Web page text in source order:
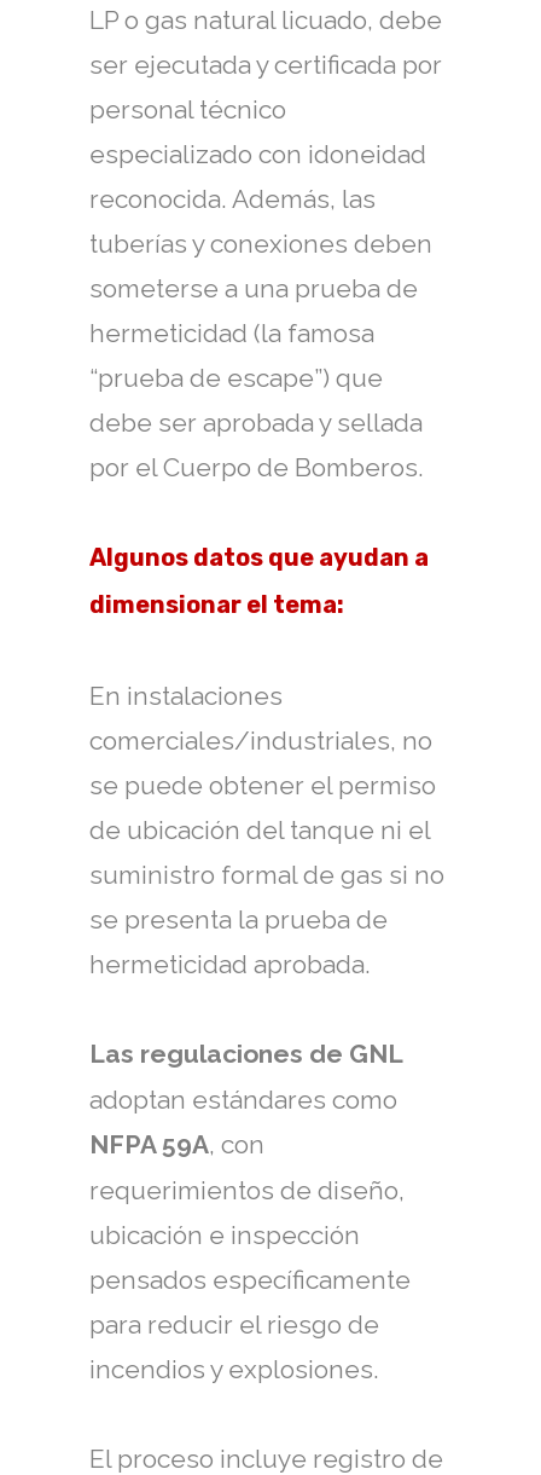
LP o gas natural licuado, debe
ser ejecutada y certificada por
personal técnico
especializado con idoneidad
reconocida. Además, las
tuberías y conexiones deben
someterse a una prueba de
hermeticidad (la famosa
“prueba de escape”) que
debe ser aprobada y sellada
por el Cuerpo de Bomberos.
Algunos datos que ayudan a
dimensionar el tema:
En instalaciones
comerciales/industriales, no
se puede obtener el permiso
de ubicación del tanque ni el
suministro formal de gas si no
se presenta la prueba de
hermeticidad aprobada.
Las regulaciones de GNL
adoptan estándares como
NFPA 59A, con
requerimientos de diseño,
ubicación e inspección
pensados específicamente
para reducir el riesgo de
incendios y explosiones.
El proceso incluye registro de